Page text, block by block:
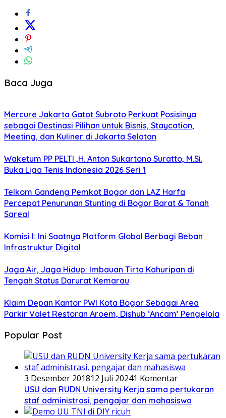
Baca Juga
Mercure Jakarta Gatot Subroto Perkuat Posisinya
sebagai Destinasi Pilihan untuk Bisnis, Staycation,
Meeting, dan Kuliner di Jakarta Selatan
Waketum PP PELTI ,H. Anton Sukartono Suratto, M.Si.
Buka Liga Tenis Indonesia 2026 Seri 1
Telkom Gandeng Pemkot Bogor dan LAZ Harfa
Percepat Penurunan Stunting di Bogor Barat & Tanah
Sareal
Komisi I: Ini Saatnya Platform Global Berbagi Beban
Infrastruktur Digital
Jaga Air, Jaga Hidup: Imbauan Tirta Kahuripan di
Tengah Status Darurat Kemarau
Klaim Depan Kantor PWI Kota Bogor Sebagai Area
Parkir Valet Restoran Aroem, Dishub ‘Ancam’ Pengelola
Popular Post
3 Desember 201812 Juli 20241 Komentar
USU dan RUDN University Kerja sama pertukaran
staf administrasi, pengajar dan mahasiswa